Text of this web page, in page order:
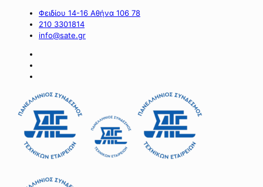
Φειδίου 14-16 Αθήνα 106 78
210 3301814
info@sate.gr